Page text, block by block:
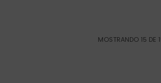
MOSTRANDO 15 DE